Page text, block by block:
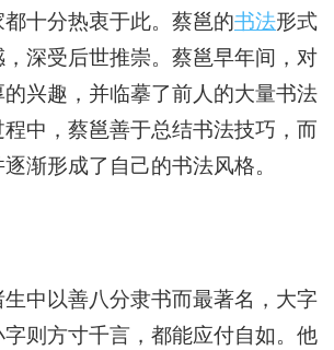
十分热衷于此。蔡邕的书法形式
深受后世推崇。蔡邕早年间，对
兴趣，并临摹了前人的大量书法
中，蔡邕善于总结书法技巧，而
渐形成了自己的书法风格。
中以善八分隶书而最著名，大字
则方寸千言，都能应付自如。他